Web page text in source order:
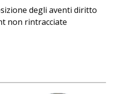
degli aventi diritto
non rintracciate